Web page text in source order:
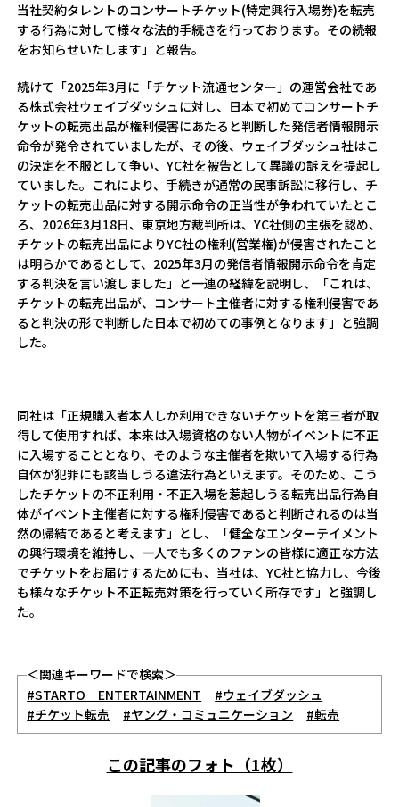
当社契約タレントのコンサートチケット(特定興行入場券)を転売
する行為に対して様々な法的手続きを行っております。その続報
をお知らせいたします」と報告。
続けて「2025年3月に「チケット流通センター」の運営会社であ
る株式会社ウェイブダッシュに対し、日本で初めてコンサートチ
ケットの転売出品が権利侵害にあたると判断した発信者情報開示
命令が発令されていましたが、その後、ウェイブダッシュ社はこ
の決定を不服として争い、YC社を被告として異議の訴えを提起し
ていました。これにより、手続きが通常の民事訴訟に移行し、チ
ケットの転売出品に対する開示命令の正当性が争われていたとこ
ろ、2026年3月18日、東京地方裁判所は、YC社側の主張を認め、
チケットの転売出品によりYC社の権利(営業権)が侵害されたこと
は明らかであるとして、2025年3月の発信者情報開示命令を肯定
する判決を言い渡しました」と一連の経緯を説明し、「これは、
チケットの転売出品が、コンサート主催者に対する権利侵害であ
ると判決の形で判断した日本で初めての事例となります」と強調
した。
同社は「正規購入者本人しか利用できないチケットを第三者が取
得して使用すれば、本来は入場資格のない人物がイベントに不正
に入場することとなり、そのような主催者を欺いて入場する行為
自体が犯罪にも該当しうる違法行為といえます。そのため、こう
したチケットの不正利用・不正入場を惹起しうる転売出品行為自
体がイベント主催者に対する権利侵害であると判断されるのは当
然の帰結であると考えます」とし、「健全なエンターテイメント
の興行環境を維持し、一人でも多くのファンの皆様に適正な方法
でチケットをお届けするためにも、当社は、YC社と協力し、今後
も様々なチケット不正転売対策を行っていく所存です」と強調し
た。
＜関連キーワードで検索＞
#STARTO ENTERTAINMENT
#ウェイブダッシュ
#チケット転売
#ヤング・コミュニケーション #転売
この記事のフォト（1枚）